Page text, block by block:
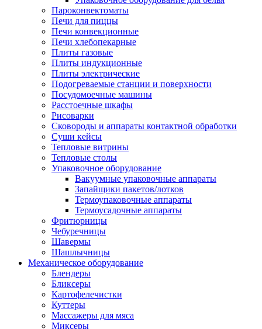
Пароконвектоматы
Печи для пиццы
Печи конвекционные
Печи хлебопекарные
Плиты газовые
Плиты индукционные
Плиты электрические
Подогреваемые станции и поверхности
Посудомоечные машины
Расстоечные шкафы
Рисоварки
Сковороды и аппараты контактной обработки
Суши кейсы
Тепловые витрины
Тепловые столы
Упаковочное оборудование
Вакуумные упаковочные аппараты
Запайщики пакетов/лотков
Термоупаковочные аппараты
Термоусадочные аппараты
Фритюрницы
Чебуречницы
Шавермы
Шашлычницы
Механическое оборудование
Блендеры
Бликсеры
Картофелечистки
Куттеры
Массажеры для мяса
Миксеры